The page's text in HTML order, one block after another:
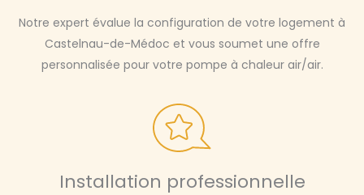
Notre expert évalue la configuration de votre logement à
Castelnau-de-Médoc et vous soumet une offre
personnalisée pour votre pompe à chaleur air/air.
Installation professionnelle